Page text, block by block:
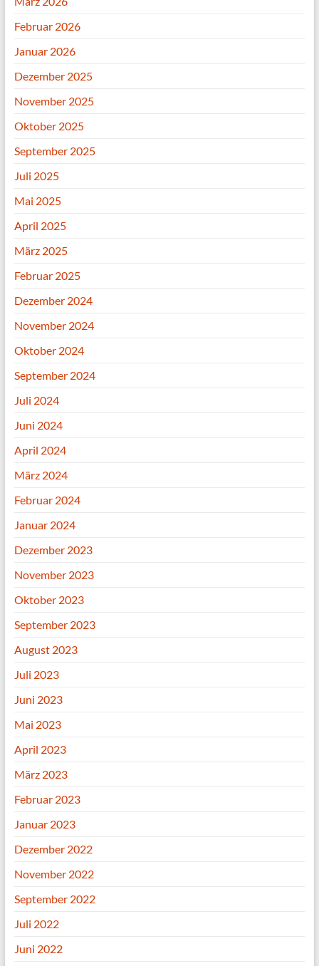
Februar 2026
Januar 2026
Dezember 2025
November 2025
Oktober 2025
September 2025
Juli 2025
Mai 2025
April 2025
März 2025
Februar 2025
Dezember 2024
November 2024
Oktober 2024
September 2024
Juli 2024
Juni 2024
April 2024
März 2024
Februar 2024
Januar 2024
Dezember 2023
November 2023
Oktober 2023
September 2023
August 2023
Juli 2023
Juni 2023
Mai 2023
April 2023
März 2023
Februar 2023
Januar 2023
Dezember 2022
November 2022
September 2022
Juli 2022
Juni 2022